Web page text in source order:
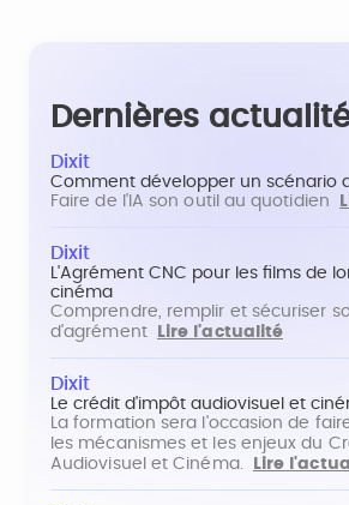
Dernières
Dixit
Comment développer un scénario
Faire de l'IA son outil au quotidien
Dixit
L'Agrément CNC pour les films de
cinéma
Comprendre, remplir et sécuriser
d'agrément
Lire l'actualité
Dixit
Le crédit d'impôt audiovisuel et
La formation sera l'occasion de
les mécanismes et les enjeux du
Audiovisuel et Cinéma.
Lire